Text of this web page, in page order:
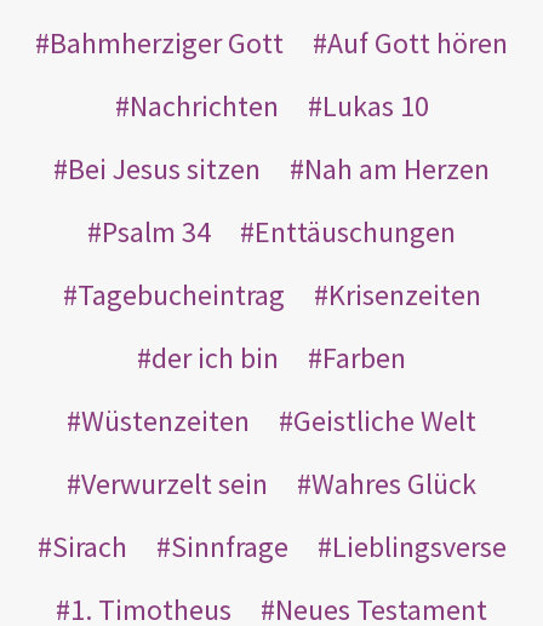
Bahmherziger Gott
Auf Gott hören
Nachrichten
Lukas 10
Bei Jesus sitzen
Nah am Herzen
Psalm 34
Enttäuschungen
Tagebucheintrag
Krisenzeiten
der ich bin
Farben
Wüstenzeiten
Geistliche Welt
Verwurzelt sein
Wahres Glück
Sirach
Sinnfrage
Lieblingsverse
1. Timotheus
Neues Testament